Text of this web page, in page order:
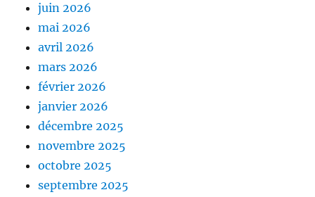
juin 2026
mai 2026
avril 2026
mars 2026
février 2026
janvier 2026
décembre 2025
novembre 2025
octobre 2025
septembre 2025